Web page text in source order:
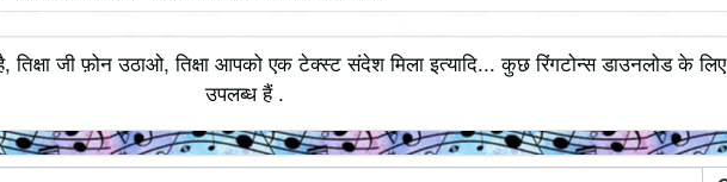
तिक्षा जी फ़ोन उठाओ, तिक्षा आपको एक टेक्स्ट संदेश मिला इत्यादि... कुछ रिंगटोन्स डाउनलोड के लिए
उपलब्ध हैं .